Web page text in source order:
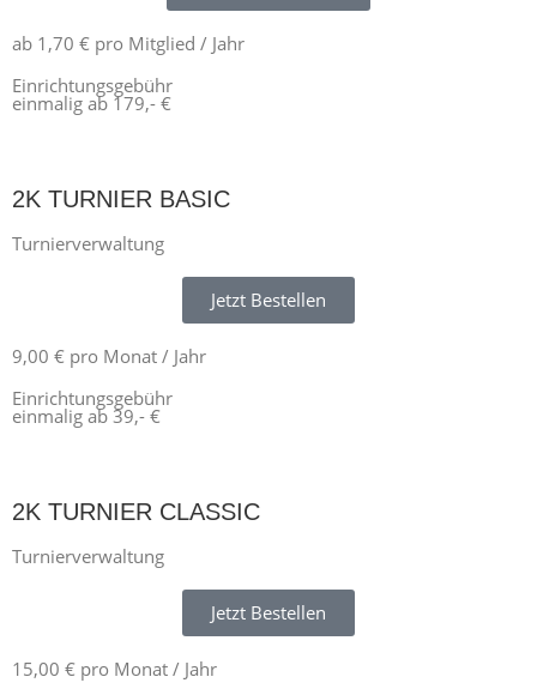
ab 1,70 € pro Mitglied / Jahr
Einrichtungsgebühr
einmalig ab 179,- €
2K TURNIER BASIC
Turnierverwaltung
Jetzt Bestellen
9,00 € pro Monat / Jahr
Einrichtungsgebühr
einmalig ab 39,- €
2K TURNIER CLASSIC
Turnierverwaltung
Jetzt Bestellen
15,00 € pro Monat / Jahr